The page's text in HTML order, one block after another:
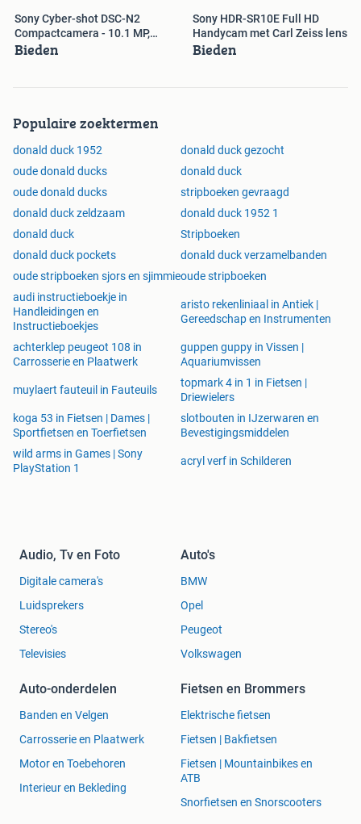
Sony Cyber-shot DSC-N2
Compactcamera - 10.1 MP,
Touchscreen
Bieden
Sony HDR-SR10E Full HD
Handycam met Carl Zeiss lens
Bieden
Populaire zoektermen
donald duck 1952
donald duck gezocht
oude donald ducks
donald duck
oude donald ducks
stripboeken gevraagd
donald duck zeldzaam
donald duck 1952 1
donald duck
Stripboeken
donald duck pockets
donald duck verzamelbanden
oude stripboeken sjors en sjimmieoude stripboeken
audi instructieboekje in
Handleidingen en
Instructieboekjes
aristo rekenliniaal in Antiek |
Gereedschap en Instrumenten
achterklep peugeot 108 in
Carrosserie en Plaatwerk
guppen guppy in Vissen |
Aquariumvissen
muylaert fauteuil in Fauteuils
topmark 4 in 1 in Fietsen |
Driewielers
koga 53 in Fietsen | Dames |
Sportfietsen en Toerfietsen
slotbouten in IJzerwaren en
Bevestigingsmiddelen
wild arms in Games | Sony
PlayStation 1
acryl verf in Schilderen
Audio, Tv en Foto
Digitale camera's
Luidsprekers
Stereo's
Televisies
Auto's
BMW
Opel
Peugeot
Volkswagen
Auto-onderdelen
Banden en Velgen
Carrosserie en Plaatwerk
Motor en Toebehoren
Interieur en Bekleding
Fietsen en Brommers
Elektrische fietsen
Fietsen | Bakfietsen
Fietsen | Mountainbikes en
ATB
Snorfietsen en Snorscooters